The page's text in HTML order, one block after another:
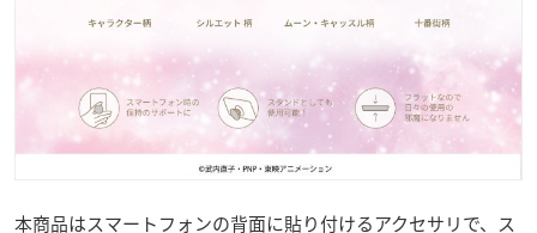
本商品はスマートフォンの背面に貼り付けるアクセサリで、ス